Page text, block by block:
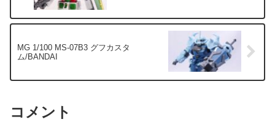
MG 1/100 MS-07B3 グフカスタ
ム/BANDAI
コメント